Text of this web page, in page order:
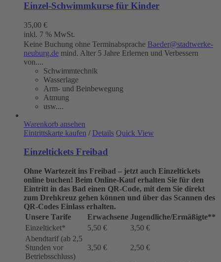
Einzel-Schwimmkurse für Kinder
35,00 €
inkl. 7 % MwSt.
Keine Buchung ohne Terminabsprache Baeder@stadtwerke-
neuburg.de mind. Alter 5 Jahre Erlernen und Verbessern
von....
Schwimmtechnik
Wasserlage
Arm- und Beinbewegung
Atmung
usw....
Warenkorb ansehen
Eintrittskarte kaufen / Details Quick View
Einzeltickets Freibad
Ohne Wartezeit ins Freibad – jetzt auch Einzeltickets
online buchen! Beim Online-Kauf erhalten Sie für den
Eintritt in das Bad einen QR-Code, mit dem Sie direkt
zum Drehkreuz gehen können und über das Scannen des
QR-Codes Einlass erhalten.
Unsere Tarife
Erwachsene Jugendliche/Ermäßigte**
Einzelticket*
5,50 €
3,50 €
Abendtarif (ab 2,5
Stunden vor
Betriebsschluss)
3,50 € 2,50 €